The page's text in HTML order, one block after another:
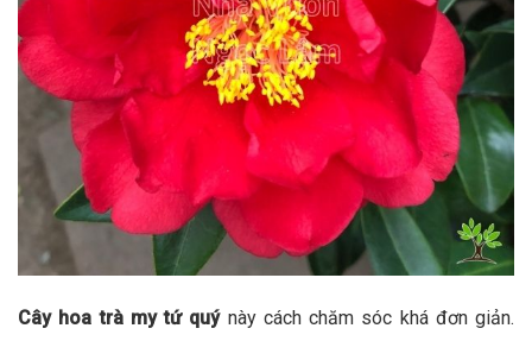
Cây hoa trà my tứ quýnày cách chăm sóc khá đơn giản.